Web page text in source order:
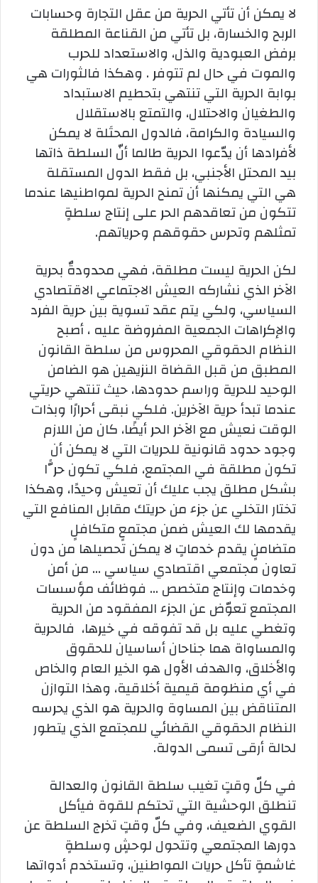
لا يمكن أن تأتي الحرية من عقل التجارة وحسابات
الربح والخسارة، بل تأتي من القناعة المطلقة
برفض العبودية والذل، والاستعداد للحرب
والموت في حال لم تتوفر . وهكذا فالثورات هي
بوابة الحرية التي تنتهي بتحطيم الاستبداد
والطغيان والاحتلال، والتمتع بالاستقلال
والسيادة والكرامة، فالدول المحتَلة لا يمكن
لأفرادها أن يدّعوا الحرية طالما أنّ السلطة ذاتها
بيد المحتل الأجنبي، بل فقط الدول المستقلة
هي التي يمكنها أن تمنح الحرية لمواطنيها عندما
تتكون من تعاقدهم الحر على إنتاج سلطةٍ
تمثلهم وتحرس حقوقهم وحرياتهم.
لكن الحرية ليست مطلقة، فهي محدودةٌ بحرية
الآخر الذي نشاركه العيش الاجتماعي الاقتصادي
السياسي، ولكي يتم عقد تسوية بين حرية الفرد
والإكراهات الجمعية المفروضة عليه ، أصبح
النظام الحقوقي المحروس من سلطة القانون
المطبق من قبل القضاة النزيهين هو الضامن
الوحيد للحرية وراسم حدودها، حيث تنتهي حريتي
عندما تبدأ حرية الآخرين. فلكي نبقى أحرارًا وبذات
الوقت نعيش مع الآخر الحر أيضًا، كان من اللازم
وجود حدود قانونية للحريات التي لا يمكن أن
تكون مطلقة في المجتمع، فلكي تكون حرًّا
بشكل مطلق يجب عليك أن تعيش وحيدًا، وهكذا
تختار التخلي عن جزء من حريتك مقابل المنافع التي
يقدمها لك العيش ضمن مجتمعٍ متكافلٍ
متضامنٍ يقدم خدماتٍ لا يمكن تحصيلها من دون
تعاون مجتمعي اقتصادي سياسي … من أمن
وخدمات وإنتاج متخصص … فوظائف مؤسسات
المجتمع تعوّض عن الجزء المفقود من الحرية
وتغطي عليه بل قد تفوقه في خيرها، فالحرية
والمساواة هما جناحان أساسيان للحقوق
والأخلاق، والهدف الأول هو الخير العام والخاص
في أي منظومة قيمية أخلاقية، وهذا التوازن
المتناقض بين المساوة والحرية هو الذي يحرسه
النظام الحقوقي القضائي للمجتمع الذي يتطور
لحالة أرقى تسمى الدولة.
في كلّ وقتٍ تغيب سلطة القانون والعدالة
تنطلق الوحشية التي تحتكم للقوة فيأكل
القوي الضعيف، وفي كلّ وقتٍ تخرج السلطة عن
دورها المجتمعي وتتحول لوحشٍ وسلطةٍ
غاشمةٍ تأكل حريات المواطنين، وتستخدم أدواتها